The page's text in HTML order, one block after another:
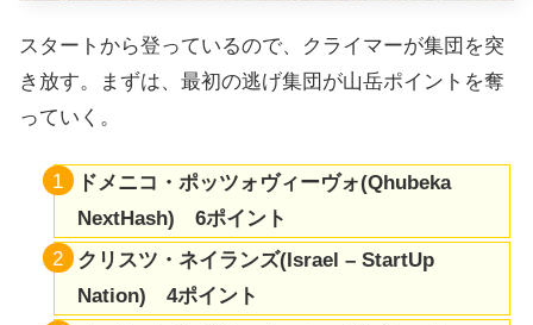
スタートから登っているので、クライマーが集団を突
き放す。まずは、最初の逃げ集団が山岳ポイントを奪
っていく。
ドメニコ・ポッツォヴィーヴォ(Qhubeka
NextHash) 6ポイント
クリスツ・ネイランズ(Israel – StartUp
Nation) 4ポイント